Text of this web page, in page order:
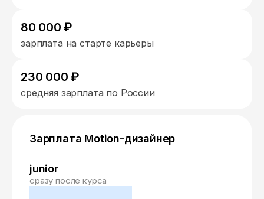
80 000 ₽
зарплата на старте карьеры
230 000 ₽
средняя зарплата по России
Зарплата Motion-дизайнер
junior
сразу после курса